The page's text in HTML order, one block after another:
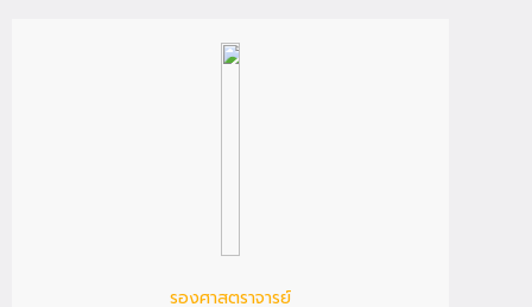
รองศาสตราจารย์